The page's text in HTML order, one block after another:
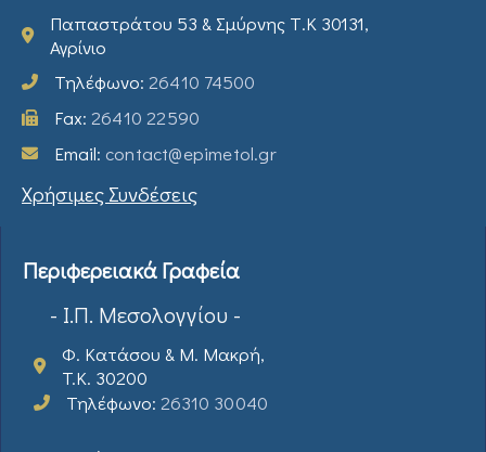
Παπαστράτου 53 & Σμύρνης Τ.Κ 30131,
Αγρίνιο
Τηλέφωνο: 26410 74500
Fax: 26410 22590
Email: contact@epimetol.gr
Χρήσιμες Συνδέσεις
Περιφερειακά Γραφεία
- Ι.Π. Μεσολογγίου -
Φ. Κατάσου & Μ. Μακρή,
T.K. 30200
Τηλέφωνο: 26310 30040